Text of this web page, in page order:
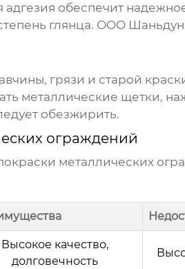
обеспечит
глянца. ООО Шаньдун
грязи и старой
металлические щетки,
обезжирить.
ограждений
металлических
Высокое качество,
долговечность